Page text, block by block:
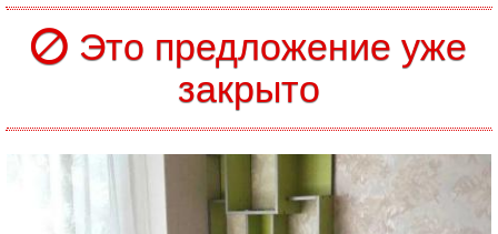
Это предложение уже
закрыто